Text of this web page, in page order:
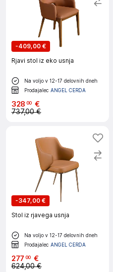
-409,00 €
Rjavi stol iz eko usnja
Na voljo v 12-17 delovnih dneh
Prodajalec ANGEL CERDA
328 00 €
737,00 €
-347,00 €
Stol iz rjavega usnja
Na voljo v 12-17 delovnih dneh
Prodajalec ANGEL CERDA
277 00 €
624,00 €